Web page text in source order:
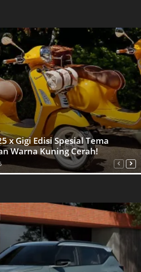
x Gigi Edisi Spesial Tema
Warna Kuning Cerah!